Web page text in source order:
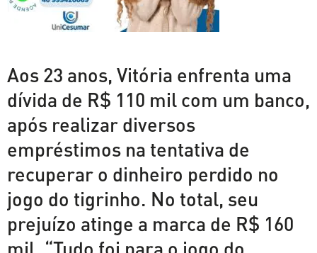
Aos 23 anos, Vitória enfrenta uma
dívida de R$ 110 mil com um banco,
após realizar diversos
empréstimos na tentativa de
recuperar o dinheiro perdido no
jogo do tigrinho. No total, seu
prejuízo atinge a marca de R$ 160